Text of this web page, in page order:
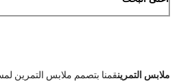
ملابس التمرينقمنا بتصمم ملابس التمرين